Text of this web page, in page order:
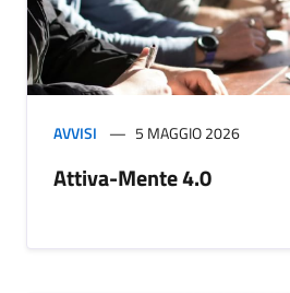
AVVISI 5 MAGGIO 2026
Attiva-Mente 4.0